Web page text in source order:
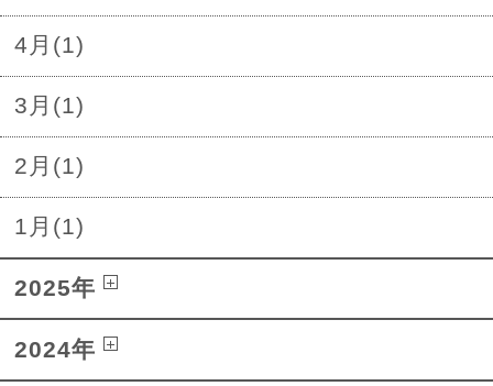
4月(1)
3月(1)
2月(1)
1月(1)
2025年
2024年